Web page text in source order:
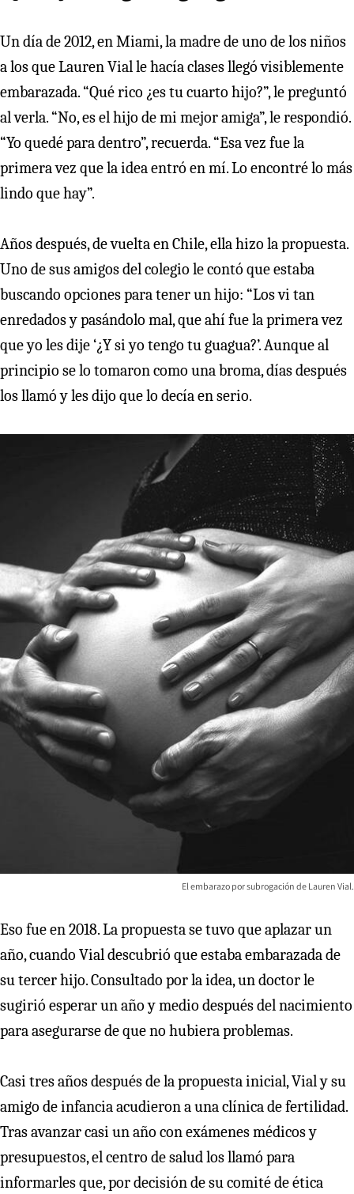
Un día de 2012, en Miami, la madre de uno de los niños
a los que Lauren Vial le hacía clases llegó visiblemente
embarazada. “Qué rico ¿es tu cuarto hijo?”, le preguntó
al verla. “No, es el hijo de mi mejor amiga”, le respondió.
“Yo quedé para dentro”, recuerda. “Esa vez fue la
primera vez que la idea entró en mí. Lo encontré lo más
lindo que hay”.
Años después, de vuelta en Chile, ella hizo la propuesta.
Uno de sus amigos del colegio le contó que estaba
buscando opciones para tener un hijo: “Los vi tan
enredados y pasándolo mal, que ahí fue la primera vez
que yo les dije ‘¿Y si yo tengo tu guagua?’. Aunque al
principio se lo tomaron como una broma, días después
los llamó y les dijo que lo decía en serio.
El embarazo por subrogación de Lauren Vial.
Eso fue en 2018. La propuesta se tuvo que aplazar un
año, cuando Vial descubrió que estaba embarazada de
su tercer hijo. Consultado por la idea, un doctor le
sugirió esperar un año y medio después del nacimiento
para asegurarse de que no hubiera problemas.
Casi tres años después de la propuesta inicial, Vial y su
amigo de infancia acudieron a una clínica de fertilidad.
Tras avanzar casi un año con exámenes médicos y
presupuestos, el centro de salud los llamó para
informarles que, por decisión de su comité de ética